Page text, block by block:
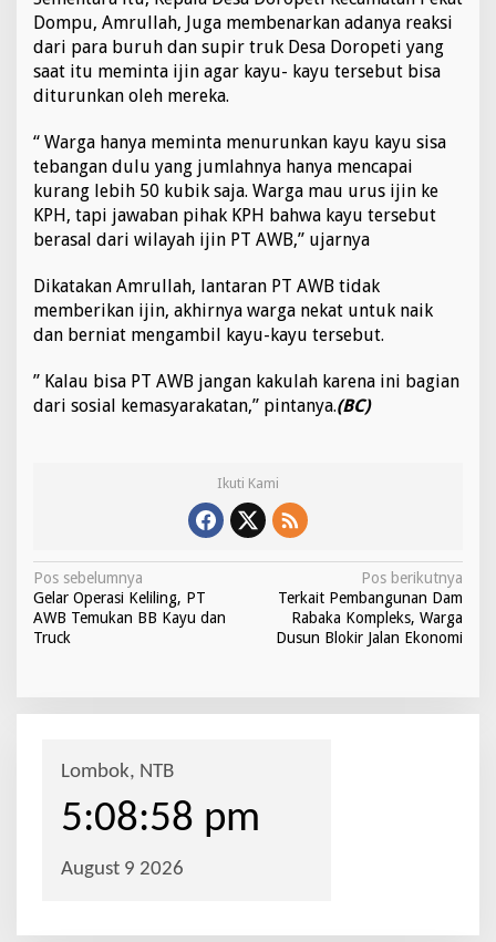
Dompu, Amrullah, Juga membenarkan adanya reaksi
dari para buruh dan supir truk Desa Doropeti yang
saat itu meminta ijin agar kayu- kayu tersebut bisa
diturunkan oleh mereka.
“ Warga hanya meminta menurunkan kayu kayu sisa
tebangan dulu yang jumlahnya hanya mencapai
kurang lebih 50 kubik saja. Warga mau urus ijin ke
KPH, tapi jawaban pihak KPH bahwa kayu tersebut
berasal dari wilayah ijin PT AWB,” ujarnya
Dikatakan Amrullah, lantaran PT AWB tidak
memberikan ijin, akhirnya warga nekat untuk naik
dan berniat mengambil kayu-kayu tersebut.
” Kalau bisa PT AWB jangan kakulah karena ini bagian
dari sosial kemasyarakatan,” pintanya.(BC)
Ikuti Kami
N
a
v
g
Pos sebelumnya
Gelar Operasi Keliling, PT
AWB Temukan BB Kayu dan
Truck
Pos berikutnya
Terkait Pembangunan Dam
Rabaka Kompleks, Warga
Dusun Blokir Jalan Ekonomi